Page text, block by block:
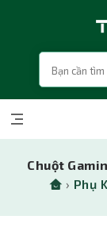
Chuột
› Phụ